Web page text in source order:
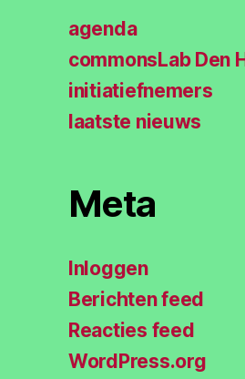
agenda
commonsLab Den
initiatiefnemers
laatste nieuws
Meta
Inloggen
Berichten feed
Reacties feed
WordPress.org